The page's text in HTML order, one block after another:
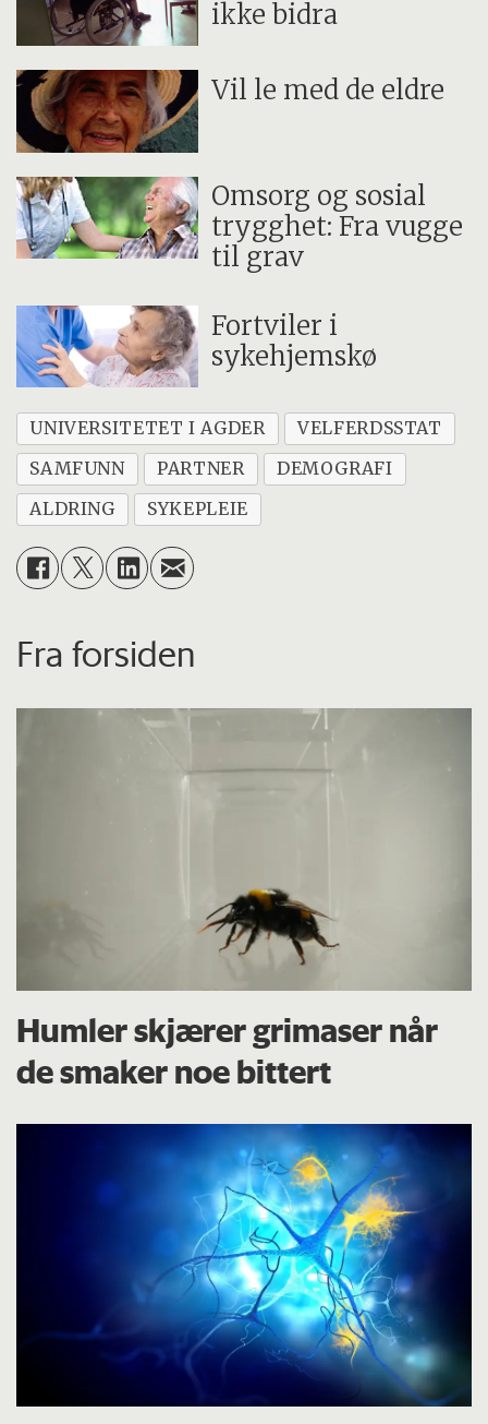
ikke bidra
Vil le med de eldre
Omsorg og sosial
trygghet: Fra vugge
til grav
Fortviler i
sykehjemskø
UNIVERSITETET I AGDER
VELFERDSSTAT
SAMFUNN
PARTNER
DEMOGRAFI
ALDRING
SYKEPLEIE
Fra forsiden
Humler skjærer grimaser når
de smaker noe bittert